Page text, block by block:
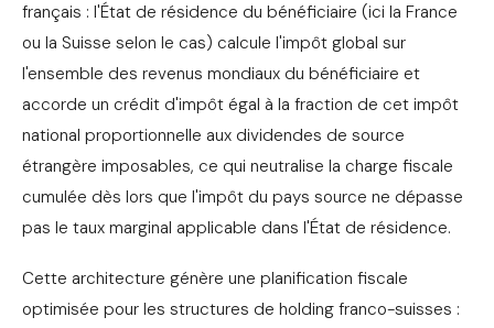
français : l'État de résidence du bénéficiaire (ici la France
ou la Suisse selon le cas) calcule l'impôt global sur
l'ensemble des revenus mondiaux du bénéficiaire et
accorde un crédit d'impôt égal à la fraction de cet impôt
national proportionnelle aux dividendes de source
étrangère imposables, ce qui neutralise la charge fiscale
cumulée dès lors que l'impôt du pays source ne dépasse
pas le taux marginal applicable dans l'État de résidence.
Cette architecture génère une planification fiscale
optimisée pour les structures de holding franco-suisses :